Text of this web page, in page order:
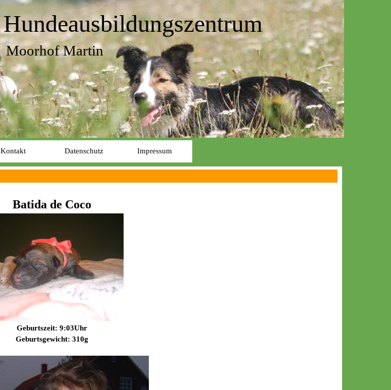
Kontakt Datenschutz Impressum
Hundeausbildungszentrum
Moorhof Martin
Batida de Coco
Geburtszeit: 9:03Uhr
Geburtsgewicht: 310g